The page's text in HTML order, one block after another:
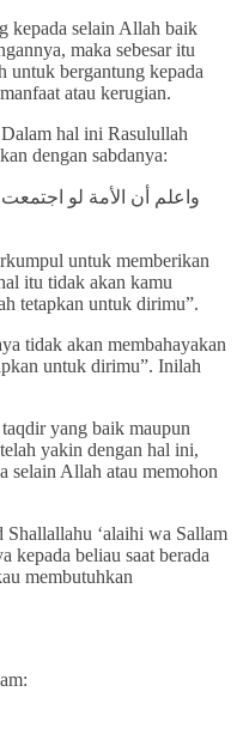
kepada selain Allah baik
maka sebesar itu
untuk bergantung kepada
atau kerugian.
hal ini Rasulullah
dengan sabdanya:
untuk memberikan
itu tidak akan kamu
tetapkan untuk dirimu”.
tidak akan membahayakan
untuk dirimu”. Inilah
yang baik maupun
yakin dengan hal ini,
selain Allah atau memohon
‘alaihi wa Sallam
kepada beliau saat berada
membutuhkan